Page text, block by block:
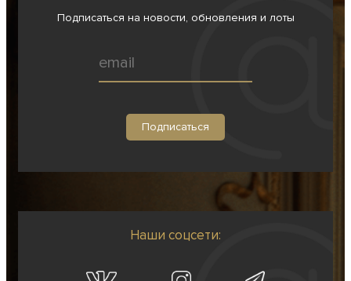
Подписаться на новости, обновления и лоты
Наши соцсети: